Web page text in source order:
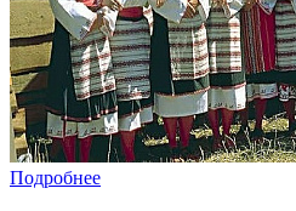
Подробнее